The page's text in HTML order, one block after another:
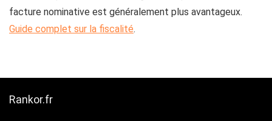
facture nominative est généralement plus avantageux.
Guide complet sur la fiscalité.
Rankor.fr